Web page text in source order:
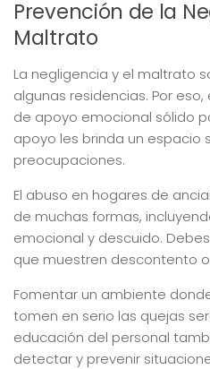
Prevención de la
Maltrato
La negligencia y el maltrato
algunas residencias. Por
de apoyo emocional sólido
apoyo les brinda un espacio
preocupaciones.
El abuso en hogares de
de muchas formas,
emocional y descuido.
que muestren descontento
Fomentar un ambiente
tomen en serio las quejas
educación del personal
detectar y prevenir